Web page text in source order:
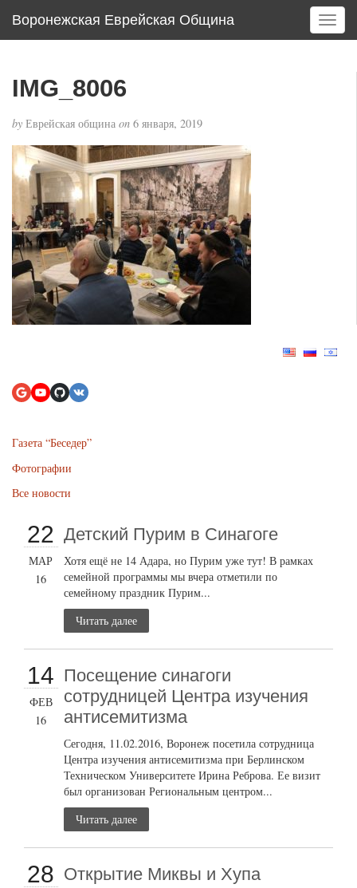
Воронежская Еврейская Община
T
o
IMG_8006
by Еврейская община on 6 января, 2019
Газета “Беседер”
Фотографии
Все новости
22
МАР
16
Детский Пурим в Синагоге
Хотя ещё не 14 Адара, но Пурим уже тут! В рамках
семейной программы мы вчера отметили по
семейному праздник Пурим...
Читать далее
14
ФЕВ
16
Посещение синагоги
сотрудницей Центра изучения
антисемитизма
Сегодня, 11.02.2016, Воронеж посетила сотрудница
Центра изучения антисемитизма при Берлинском
Техническом Университете Ирина Реброва. Ее визит
был организован Региональным центром...
Читать далее
28 Открытие Миквы и Хупа